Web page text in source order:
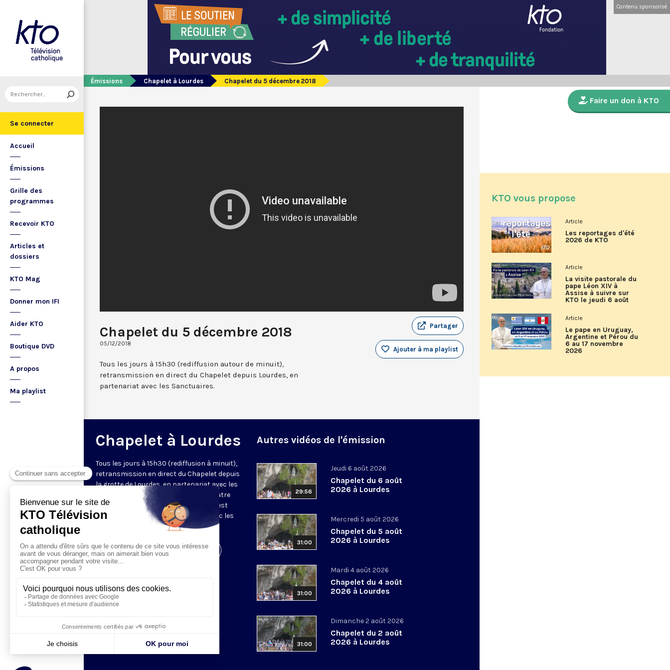
Se connecter
Accueil
Émissions
Grille des
programmes
Recevoir KTO
Articles et
dossiers
KTO Mag
Donner mon IFI
Aider KTO
Boutique DVD
A propos
Ma playlist
Contenu sponsorisé
Émissions Chapelet à Lourdes Chapelet du 5 décembre 2018
Chapelet du 5 décembre 2018
05/12/2018
Partager
Ajouter à ma playlist
Tous les jours à 15h30 (rediffusion autour de minuit),
retransmission en direct du Chapelet depuis Lourdes, en
partenariat avec les Sanctuaires.
Chapelet à Lourdes
Tous les jours à 15h30 (rediffusion à minuit),
retransmission en direct du Chapelet depuis
la grotte de Lourdes, en partenariat avec les
Sanctuaires. Chaque jour, l'une des quatre
méditations des mystères du Rosaire est
proposée en communion de prière avec les
Visiter la page de l'émission
Autres vidéos de l'émission
29:56
Jeudi 6 août 2026
Chapelet du 6 août
2026 à Lourdes
31:00
Mercredi 5 août 2026
Chapelet du 5 août
2026 à Lourdes
31:00
Mardi 4 août 2026
Chapelet du 4 août
2026 à Lourdes
31:00
Dimanche 2 août 2026
Chapelet du 2 août
2026 à Lourdes
Faire un don à KTO
KTO vous propose
Article
Les reportages d'été
2026 de KTO
Article
La visite pastorale du
pape Léon XIV à
Assise à suivre sur
KTO le jeudi 6 août
Article
Le pape en Uruguay,
Argentine et Pérou du
6 au 17 novembre
2026